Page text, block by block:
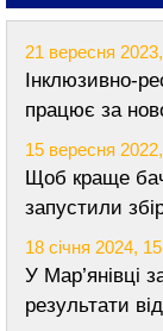
21 вересня
Інклюзивно-
працює за
15 вересня
Щоб краще
запустили
18 січня 2024,
У Мар’янівці
результати